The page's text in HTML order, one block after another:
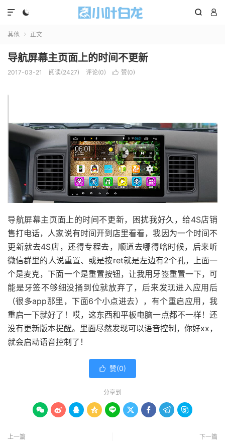
  

其他  正文
导航屏幕主页面上的时间不更新
2017-03-21 阅读(2427) 评论(0)  赞(0)
导航屏幕主页面上的时间不更新，困扰我好久，给4S店销
售打电话，人家说有时间开到店里看看，我因为一个时间不
更新就去4S店，还得专程去，顺道去哪得啥时候，后来听
微信群里的人说重置、或是按ret就是左边有2个孔，上面一
个是麦克，下面一个是重置按钮，让我用牙签重置一下，可
能是牙签不够细没捅到位就放弃了，后来发现进入应用后
（很多app那里，下面6个小点进去），有个重启应用，我
重启一下就好了！哎，这东西和平板电脑一点都不一样！还
没有更新版本提醒。里面尽然发现可以语音控制，你好xx，
就会启动语音控制了！
 赞(0)
分享到
        
上一篇 下一篇